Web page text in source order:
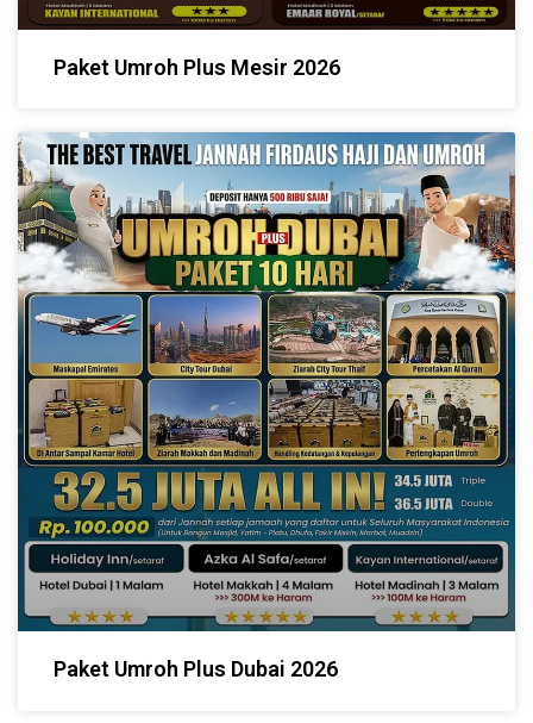
Paket Umroh Plus Mesir 2026
Paket Umroh Plus Dubai 2026